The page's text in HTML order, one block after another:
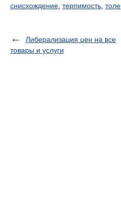
снисхождение терпимость
Либерализация цен на все
товары и услуги